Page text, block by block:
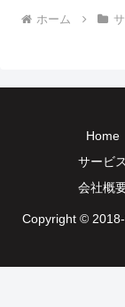
ホーム
Home
サービス
会社概
Copyright ©